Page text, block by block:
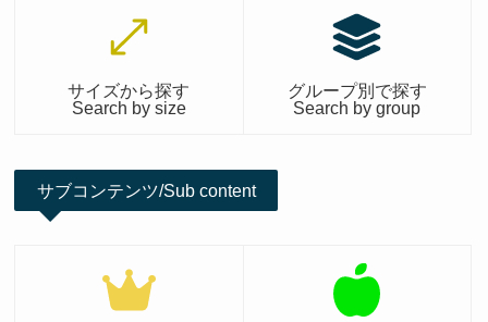
サイズから探す
Search by size
グループ別で探す
Search by group
サブコンテンツ/Sub content